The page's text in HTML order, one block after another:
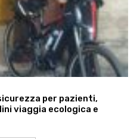
per pazienti,
viaggia ecologica e